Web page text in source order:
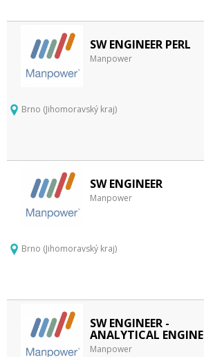
SW ENGINEER PERL
Manpower
Brno (Jihomoravský kraj)
SW ENGINEER
Manpower
Brno (Jihomoravský kraj)
SW ENGINEER -
ANALYTICAL ENGINE
Manpower